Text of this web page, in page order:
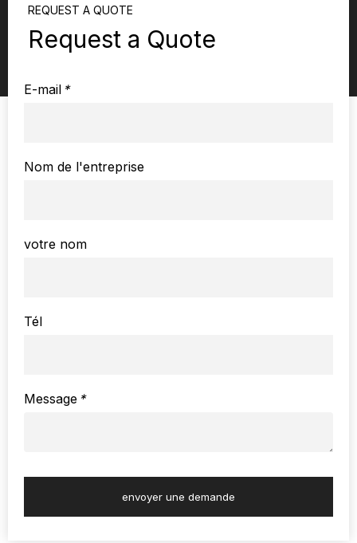
REQUEST A QUOTE
Request a Quote
*
E-mail
Nom de l'entreprise
votre nom
Tél
*
Message
envoyer une demande